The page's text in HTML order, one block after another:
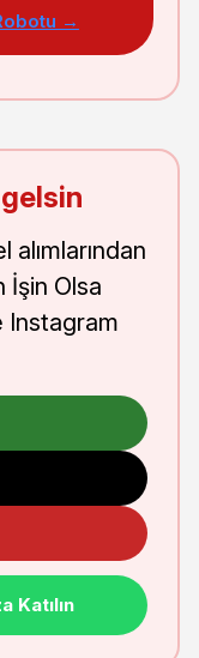
→
İşin Olsa
Instagram
Katılın